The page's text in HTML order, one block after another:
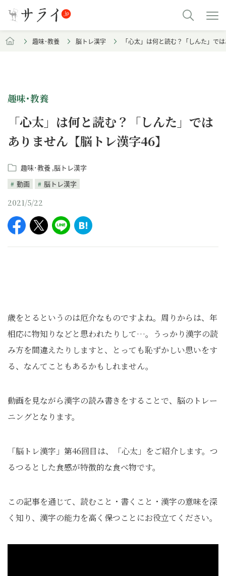
趣味･教養 脳トレ漢字 「心太」は何と読む？「しんた」で
趣味･教養
「心太」は何と読む？「しんた」では
ありません【脳トレ漢字46】
趣味･教養 脳トレ漢字
動画
脳トレ漢字
2021/5/22
歳をとるというのは厄介なものですよね。周りからは、年
相応に物知りなどと思われたりして…。うっかり漢字の読
み方を間違えたりしますと、とっても恥ずかしい思いをす
る、なんてこともあるかもしれません。
動画を見ながら漢字の読み書きをすることで、脳のトレー
ニングとなります。
「脳トレ漢字」第46回目は、「心太」をご紹介します。つ
るつるとした食感が特徴的な食べ物です。
この記事を通じて、読むこと・書くこと・漢字の意味を深
く知り、漢字の能力を高く保つことにお役立てください。